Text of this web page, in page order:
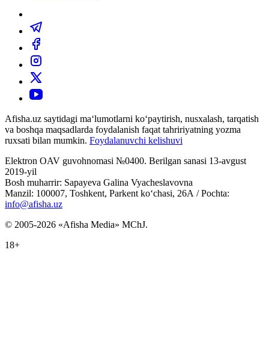
Afisha.uz saytidagi ma‘lumotlarni ko‘paytirish, nusxalash, tarqatish
va boshqa maqsadlarda foydalanish faqat tahririyatning yozma
ruxsati bilan mumkin. Foydalanuvchi kelishuvi
Elektron OAV guvohnomasi №0400. Berilgan sanasi 13-avgust
2019-yil
Bosh muharrir: Sapayeva Galina Vyacheslavovna
Manzil: 100007, Toshkent, Parkent ko‘chasi, 26А / Pochta:
info@afisha.uz
© 2005-2026 «Afisha Media» MChJ.
18+